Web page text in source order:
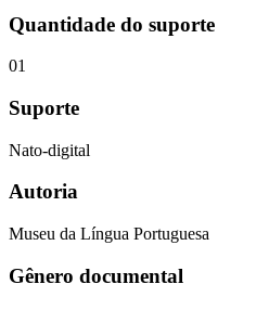
Quantidade do suporte
01
Suporte
Nato-digital
Autoria
Museu da Língua Portuguesa
Gênero documental